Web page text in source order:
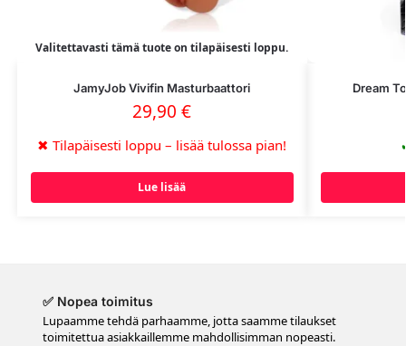
Valitettavasti tämä tuote on tilapäisesti loppu.
JamyJob Vivifin Masturbaattori
29,90€
✖ Tilapäisesti loppu – lisää tulossa pian!
Lue lisää
Dream
✅ Nopea toimitus
Lupaamme tehdä parhaamme, jotta saamme tilaukset
toimitettua asiakkaillemme mahdollisimman nopeasti.